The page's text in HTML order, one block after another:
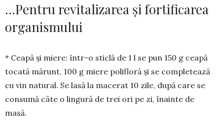
…Pentru revitalizarea și fortificarea
organismului
* Ceapă și miere: într-o sticlă de 1 l se pun 150 g ceapă
tocată mărunt, 100 g miere polifloră și se com­pletează
cu vin natural. Se lasă la macerat 10 zile, după care se
consumă câte o lin­gură de trei ori pe zi, înainte de
masă.